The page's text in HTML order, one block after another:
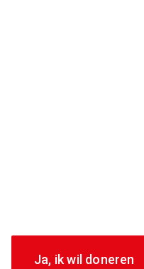
Ja, ik wil doneren